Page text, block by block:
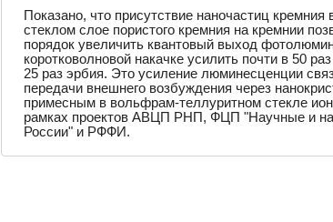
Показано, что присутствие наночастиц
стеклом слое пористого кремния на кремнии
порядок увеличить квантовый выход
коротковолновой накачке усилить почти в 50
25 раз эрбия. Это усиление люминесценции
передачи внешнего возбуждения через
примесным в вольфрам-теллуритном стекле
рамках проектов АВЦП РНП, ФЦП "Научные и
России" и РФФИ.